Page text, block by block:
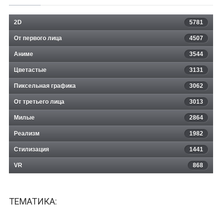
2D 5781
От первого лица 4507
Аниме 3544
Цветастые 3131
Пиксельная графика 3062
От третьего лица 3013
Милые 2864
Реализм 1982
Стилизация 1441
VR 868
ТЕМАТИКА: